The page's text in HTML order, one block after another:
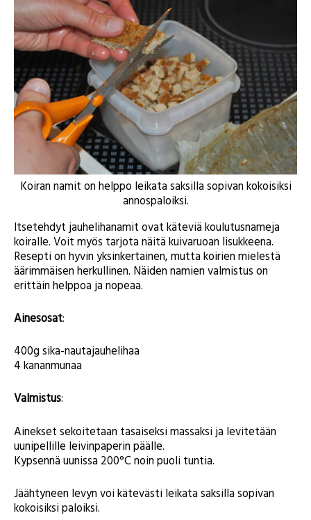
Koiran namit on helppo leikata saksilla sopivan kokoisiksi
annospaloiksi.
Itsetehdyt jauhelihanamit ovat käteviä koulutusnameja
koiralle. Voit myös tarjota näitä kuivaruoan lisukkeena.
Resepti on hyvin yksinkertainen, mutta koirien mielestä
äärimmäisen herkullinen. Näiden namien valmistus on
erittäin helppoa ja nopeaa.
Ainesosat:
400g sika-nautajauhelihaa
4 kananmunaa
Valmistus:
Ainekset sekoitetaan tasaiseksi massaksi ja levitetään
uunipellille leivinpaperin päälle.
Kypsennä uunissa 200°C noin puoli tuntia.
Jäähtyneen levyn voi kätevästi leikata saksilla sopivan
kokoisiksi paloiksi.